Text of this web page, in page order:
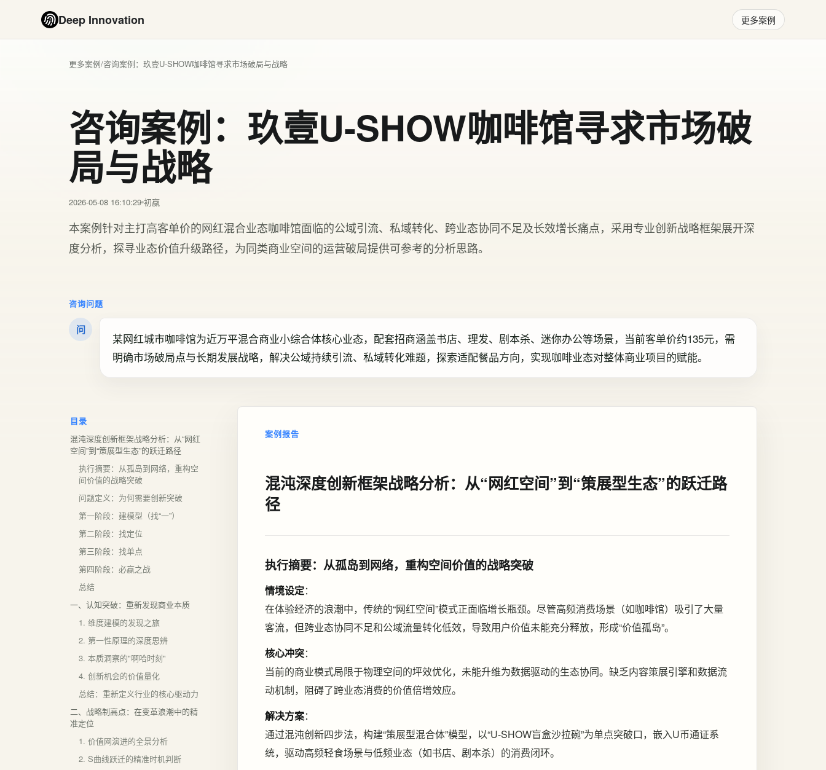
Deep Innovation 更多案例
更多案例/咨询案例：玖壹U-SHOW咖啡馆寻求市场破局与战略
咨询案例：玖壹U-SHOW咖啡馆寻求市场破
局与战略
2026-05-08 16:10:29 初赢
本案例针对主打高客单价的网红混合业态咖啡馆面临的公域引流、私域转化、跨业态协同不足及长效增长痛点，采用专业创新战略框架展开深
度分析，探寻业态价值升级路径，为同类商业空间的运营破局提供可参考的分析思路。
咨询问题
问
某网红城市咖啡馆为近万平混合商业小综合体核心业态，配套招商涵盖书店、理发、剧本杀、迷你办公等场景，当前客单价约135元，需
明确市场破局点与长期发展战略，解决公域持续引流、私域转化难题，探索适配餐品方向，实现咖啡业态对整体商业项目的赋能。
目录
混沌深度创新框架战略分析：从“网红
空间”到“策展型生态”的跃迁路径
执行摘要：从孤岛到网络，重构空
间价值的战略突破
问题定义：为何需要创新突破
第一阶段：建模型（找“一”）
第二阶段：找定位
第三阶段：找单点
第四阶段：必赢之战
总结
一、认知突破：重新发现商业本质
1. 维度建模的发现之旅
2. 第一性原理的深度思辨
3. 本质洞察的"啊哈时刻"
4. 创新机会的价值量化
总结：重新定义行业的核心驱动力
二、战略制高点：在变革浪潮中的精
准定位
1. 价值网演进的全景分析
2. S曲线跃迁的精准时机判断
案例报告
混沌深度创新框架战略分析：从“网红空间”到“策展型生态”的跃迁路
径
执行摘要：从孤岛到网络，重构空间价值的战略突破
情境设定：
在体验经济的浪潮中，传统的“网红空间”模式正面临增长瓶颈。尽管高频消费场景（如咖啡馆）吸引了大量
客流，但跨业态协同不足和公域流量转化低效，导致用户价值未能充分释放，形成“价值孤岛”。
核心冲突：
当前的商业模式局限于物理空间的坪效优化，未能升维为数据驱动的生态协同。缺乏内容策展引擎和数据流
动机制，阻碍了跨业态消费的价值倍增效应。
解决方案：
通过混沌创新四步法，构建“策展型混合体”模型，以“U-SHOW盲盒沙拉碗”为单点突破口，嵌入U币通证系
统，驱动高频轻食场景与低频业态（如书店、剧本杀）的消费闭环。